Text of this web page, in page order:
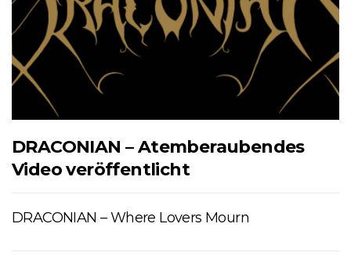
DRACONIAN – Atemberaubendes
Video veröffentlicht
DRACONIAN – Where Lovers Mourn